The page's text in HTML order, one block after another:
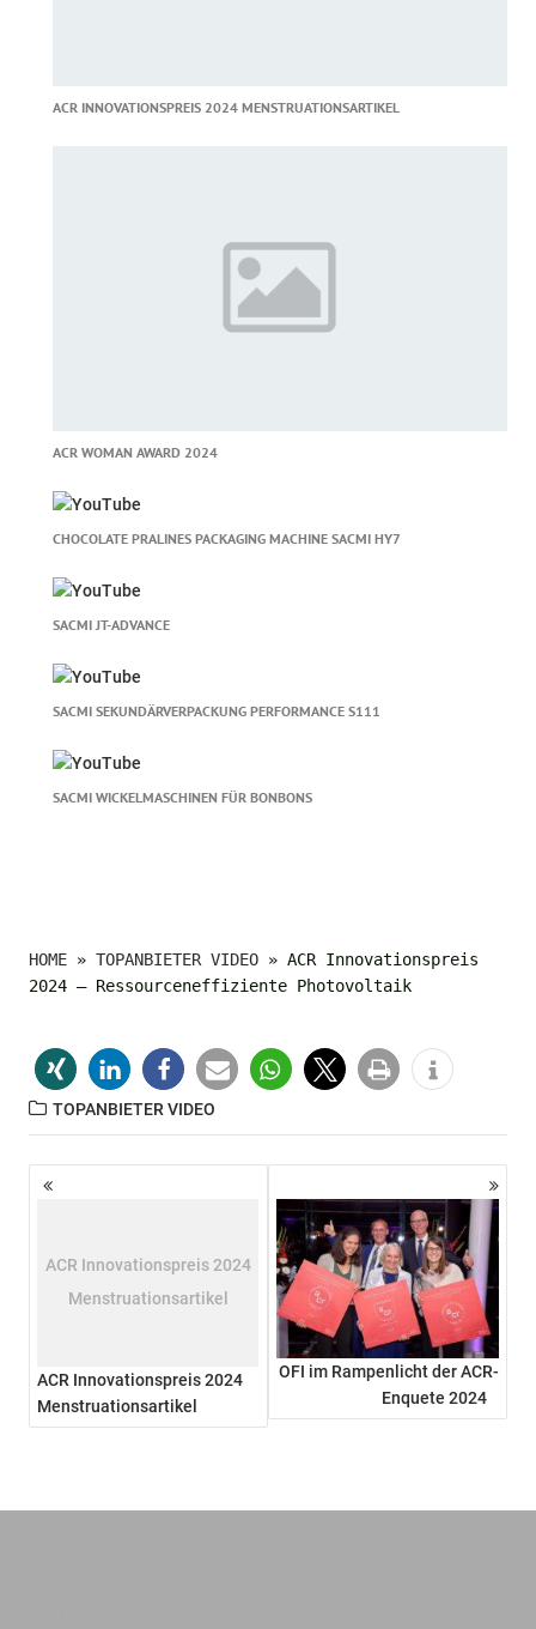
ACR INNOVATIONSPREIS 2024 MENSTRUATIONSARTIKEL
ACR WOMAN AWARD 2024
CHOCOLATE PRALINES PACKAGING MACHINE SACMI HY7
SACMI JT-ADVANCE
SACMI SEKUNDÄRVERPACKUNG PERFORMANCE S111
SACMI WICKELMASCHINEN FÜR BONBONS
HOME »TOPANBIETER VIDEO »ACR Innovationspreis
2024 – Ressourceneffiziente Photovoltaik
TOPANBIETER VIDEO
Beitragsnavigation
ACR Innovationspreis 2024
Menstruationsartikel
ACR Innovationspreis 2024
Menstruationsartikel
OFI im Rampenlicht der ACR-
Enquete 2024